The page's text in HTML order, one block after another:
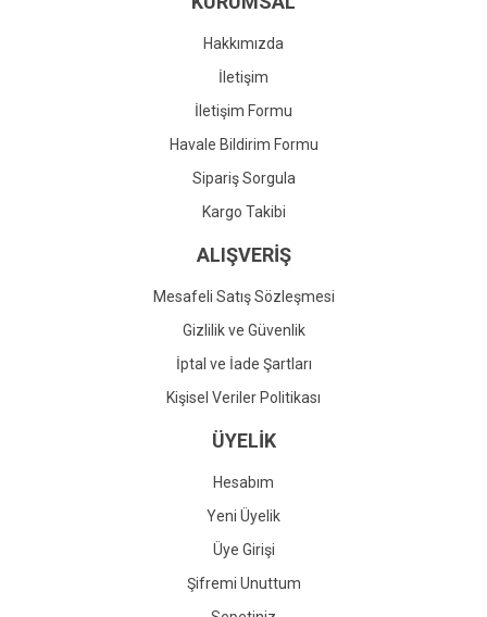
Gönder
Hakkımızda
İletişim
İletişim Formu
Havale Bildirim Formu
Sipariş Sorgula
Kargo Takibi
ALIŞVERİŞ
Mesafeli Satış Sözleşmesi
Gizlilik ve Güvenlik
İptal ve İade Şartları
Kişisel Veriler Politikası
ÜYELİK
Hesabım
Yeni Üyelik
Üye Girişi
Şifremi Unuttum